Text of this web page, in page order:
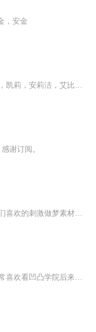
，安金
谢订阅。